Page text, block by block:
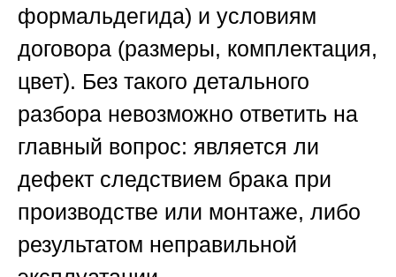
формальдегида) и условиям
договора (размеры, комплектация,
цвет). Без такого детального
разбора невозможно ответить на
главный вопрос: является ли
дефект следствием брака при
производстве или монтаже, либо
результатом неправильной